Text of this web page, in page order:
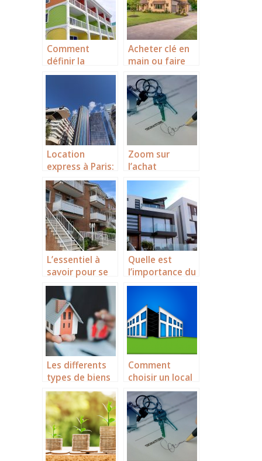
Comment
définir la
copropriété ?
Acheter clé en
main ou faire
construire : quel
est le meilleur
investissement
immobilier à
faire ?
Location
express à Paris:
l’efficacité des
chasseurs
d’appart
Zoom sur
l’achat
immobilier en
L’essentiel à
savoir pour se
lancer dans
l’investissement
locatif
Quelle est
l’importance du
titre de
Maroc ?
Les differents
types de biens
immobiliers
pour investir en
Floride
Comment
choisir un local
commercial ?